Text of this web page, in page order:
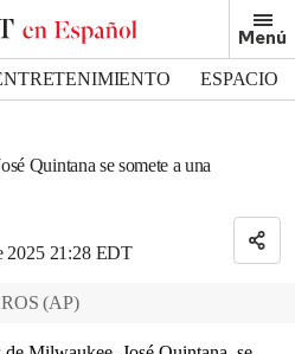
Menú
ESPACIO
Quintana se somete a una
2025 21:28 EDT
(AP)